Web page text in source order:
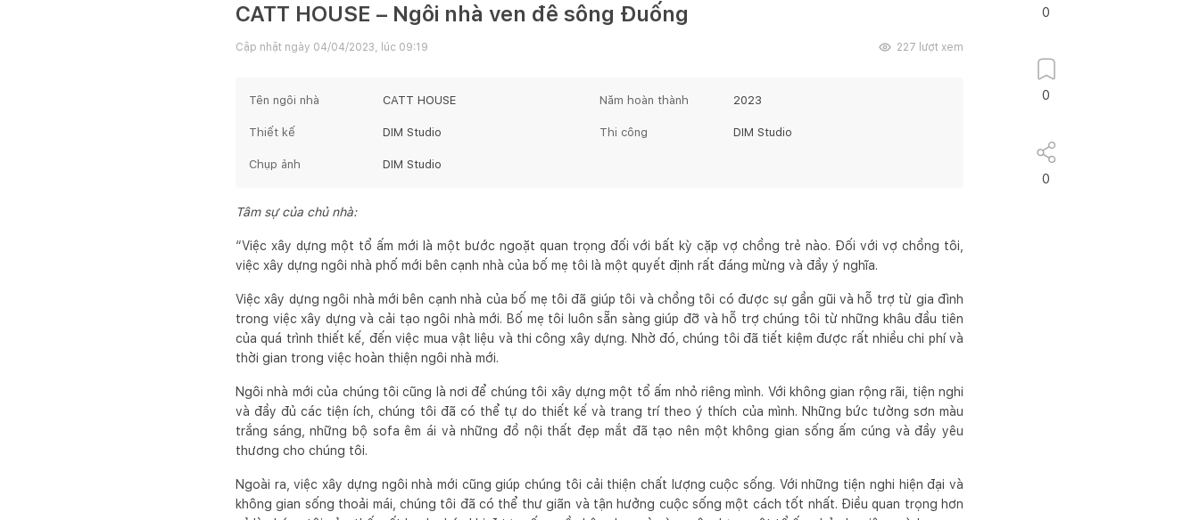
CATT HOUSE – Ngôi nhà ven đê sông Đuống
Cập nhật ngày 04/04/2023, lúc 09:19 227 lượt xem
Tên ngôi nhà CATT HOUSE Năm hoàn thành 2023
Thiết kế DIM Studio Thi công DIM Studio
Chụp ảnh DIM Studio
Tâm sự của chủ nhà:
“Việc xây dựng một tổ ấm mới là một bước ngoặt quan trọng đối với bất kỳ cặp vợ chồng trẻ nào. Đối với vợ chồng tôi,
việc xây dựng ngôi nhà phố mới bên cạnh nhà của bố mẹ tôi là một quyết định rất đáng mừng và đầy ý nghĩa.
Việc xây dựng ngôi nhà mới bên cạnh nhà của bố mẹ tôi đã giúp tôi và chồng tôi có được sự gần gũi và hỗ trợ từ gia đình
trong việc xây dựng và cải tạo ngôi nhà mới. Bố mẹ tôi luôn sẵn sàng giúp đỡ và hỗ trợ chúng tôi từ những khâu đầu tiên
của quá trình thiết kế, đến việc mua vật liệu và thi công xây dựng. Nhờ đó, chúng tôi đã tiết kiệm được rất nhiều chi phí và
thời gian trong việc hoàn thiện ngôi nhà mới.
Ngôi nhà mới của chúng tôi cũng là nơi để chúng tôi xây dựng một tổ ấm nhỏ riêng mình. Với không gian rộng rãi, tiện nghi
và đầy đủ các tiện ích, chúng tôi đã có thể tự do thiết kế và trang trí theo ý thích của mình. Những bức tường sơn màu
trắng sáng, những bộ sofa êm ái và những đồ nội thất đẹp mắt đã tạo nên một không gian sống ấm cúng và đầy yêu
thương cho chúng tôi.
Ngoài ra, việc xây dựng ngôi nhà mới cũng giúp chúng tôi cải thiện chất lượng cuộc sống. Với những tiện nghi hiện đại và
không gian sống thoải mái, chúng tôi đã có thể thư giãn và tận hưởng cuộc sống một cách tốt nhất. Điều quan trọng hơn
0
0
0